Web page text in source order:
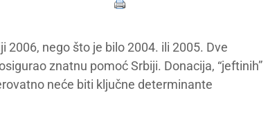
nego što je bilo 2004. ili 2005. Dve
znatnu pomoć Srbiji. Donacija, “jeftinih”
neće biti ključne determinante